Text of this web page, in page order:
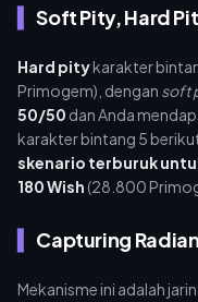
Soft Pity, Hard
Hard pitykarakter
Primogem), dengan soft
50/50 dan Anda
karakter bintang 5
skenario terburuk
180 Wish (28.800
Capturing
Mekanisme ini adalah